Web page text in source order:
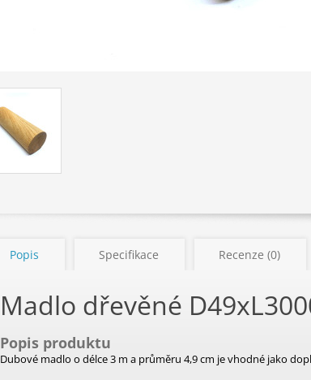
Popis Specifikace Recenze (0)
Madlo dřevěné
Popis produktu
Dubové madlo o délce 3 m a průměru 4,9 cm je vhodné jako